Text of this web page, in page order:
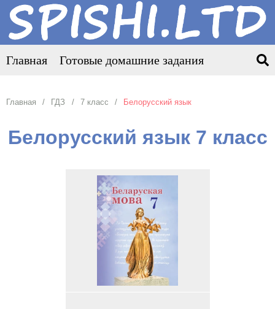
Главная Готовые домашние задания
Главная ГДЗ 7 класс Белорусский язык
Белорусский язык 7 класс